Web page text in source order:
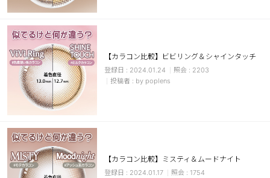
よりどりキット
カラー
ブラウン
チョコ
グレー
ブラック
ヘーゼル
ブルー
透明
乱視用
ハロウィンカラコン
【カラコン比較】ビビリング＆シャインタッチ
2024.01.24
2203
by poplens
【カラコン比較】ミスティ＆ムードナイト
2024.01.17
1754